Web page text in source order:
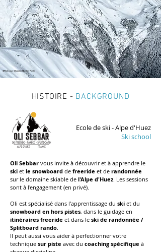
©Photo Jean Sébastien Chartier Plante
HISTOIRE - BACKGROUND
Ecole de ski - Alpe d'Huez
Ski school
Oli Sebbar vous invite à découvrir et à apprendre le
ski et le snowboard de freeride et de randonnée
sur le domaine skiable de l'Alpe d'Huez. Les sessions
sont à l'engagement (en privé).
Oli est spécialisé dans l'apprentissage du ski et du
snowboard en hors pistes, dans le guidage en
itinéraires freeride et dans le ski de randonnée /
Splitboard rando.
Il peut aussi vous aider à perfectionner votre
technique sur piste avec du coaching spécifique à